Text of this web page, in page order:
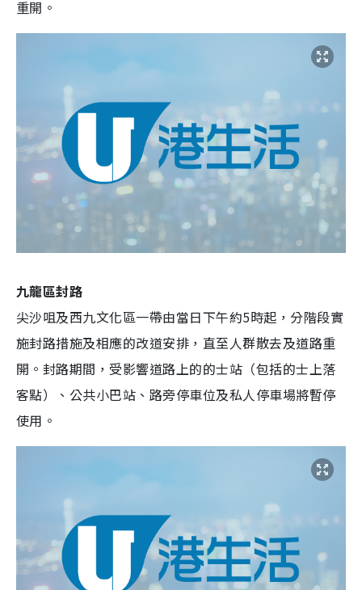
重開。
九龍區封路
尖沙咀及西九文化區一帶由當日下午約5時起，分階段實
施封路措施及相應的改道安排，直至人群散去及道路重
開。封路期間，受影響道路上的的士站（包括的士上落
客點）、公共小巴站、路旁停車位及私人停車場將暫停
使用。